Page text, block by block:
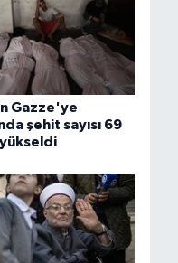
Gazze'ye
şehit sayısı 69